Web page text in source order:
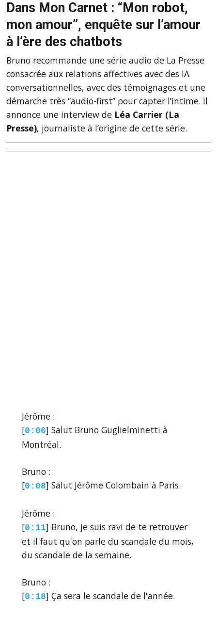
Dans Mon Carnet : “Mon robot,
mon amour”, enquête sur l’amour
à l’ère des chatbots
Bruno recommande une série audio de La Presse
consacrée aux relations affectives avec des IA
conversationnelles, avec des témoignages et une
démarche très “audio-first” pour capter l’intime. Il
annonce une interview de Léa Carrier (La
Presse), journaliste à l’origine de cette série.
Jérôme :
[0:06] Salut Bruno Guglielminetti à
Montréal.
Bruno :
[0:08] Salut Jérôme Colombain à Paris.
Jérôme :
[0:11] Bruno, je suis ravi de te retrouver
et il faut qu'on parle du scandale du mois,
du scandale de la semaine.
Bruno :
[0:18] Ça sera le scandale de l'année.